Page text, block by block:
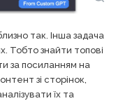
так. Інша задача
Тобто знайти топові
за посиланням на
зі сторінок,
їх та